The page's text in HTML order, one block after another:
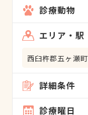
診療動物
エリア・駅
西臼杵郡五ヶ瀬町
詳細条件
診療曜日